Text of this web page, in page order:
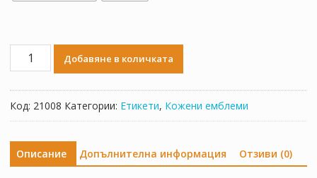
количество
08
Hand
made
Добавяне в количката
Код: 21008 Категории: Етикети, Кожени емблеми
Описание Допълнителна информация Отзиви (0)